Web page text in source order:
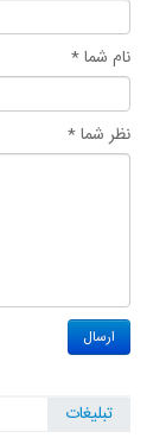
نام شما *
نظر شما *
تبلیغات